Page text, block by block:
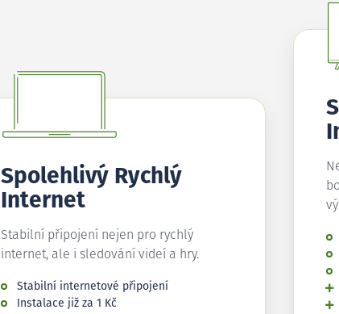
Spolehlivý Rychlý
Internet
Stabilní připojení nejen pro rychlý
internet, ale i sledování videí a hry.
Stabilní internetové připojení
Instalace již za 1 Kč